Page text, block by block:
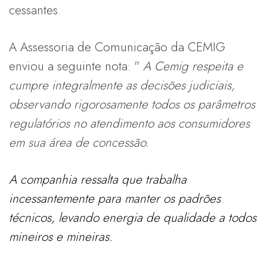
cessantes.
A Assessoria de Comunicação da CEMIG
enviou a seguinte nota: " A Cemig respeita e
cumpre integralmente as decisões judiciais,
observando rigorosamente todos os parâmetros
regulatórios no atendimento aos consumidores
em sua área de concessão.
A companhia ressalta que trabalha
incessantemente para manter os padrões
técnicos, levando energia de qualidade a todos
mineiros e mineiras.